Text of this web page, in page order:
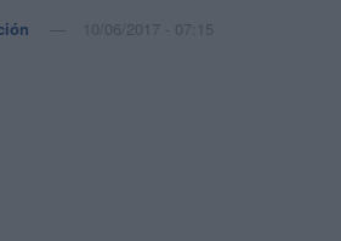
10/06/2017 - 07:15